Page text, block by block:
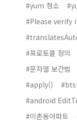
#yum 청소
#Please verify
#프로토콜 정의
#문자열 보간법
#apply()
#bts
#android
#이촌동아파트